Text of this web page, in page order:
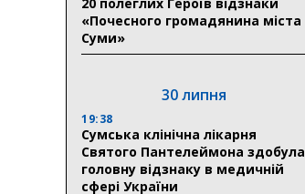
«Почесного громадянина міста
Суми»
30 липня
19:38
Сумська клінічна лікарня
Святого Пантелеймона здобула
головну відзнаку в медичній
сфері України